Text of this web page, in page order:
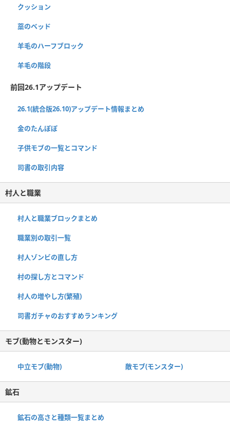
クッション
藁のベッド
羊毛のハーフブロック
羊毛の階段
前回26.1アップデート
26.1(統合版26.10)アップデート情報まとめ
金のたんぽぽ
子供モブの一覧とコマンド
司書の取引内容
村人と職業
村人と職業ブロックまとめ
職業別の取引一覧
村人ゾンビの直し方
村の探し方とコマンド
村人の増やし方(繁殖)
司書ガチャのおすすめランキング
モブ(動物とモンスター)
中立モブ(動物) 敵モブ(モンスター)
鉱石
鉱石の高さと種類一覧まとめ